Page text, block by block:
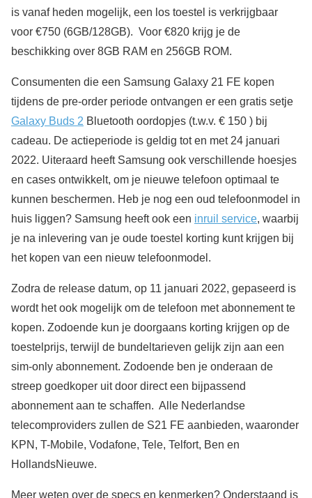
is vanaf heden mogelijk, een los toestel is verkrijgbaar
voor €750 (6GB/128GB). Voor €820 krijg je de
beschikking over 8GB RAM en 256GB ROM.
Consumenten die een Samsung Galaxy 21 FE kopen
tijdens de pre-order periode ontvangen er een gratis setje
Galaxy Buds 2 Bluetooth oordopjes (t.w.v. € 150 ) bij
cadeau. De actieperiode is geldig tot en met 24 januari
2022. Uiteraard heeft Samsung ook verschillende hoesjes
en cases ontwikkelt, om je nieuwe telefoon optimaal te
kunnen beschermen. Heb je nog een oud telefoonmodel in
huis liggen? Samsung heeft ook een inruil service, waarbij
je na inlevering van je oude toestel korting kunt krijgen bij
het kopen van een nieuw telefoonmodel.
Zodra de release datum, op 11 januari 2022, gepaseerd is
wordt het ook mogelijk om de telefoon met abonnement te
kopen. Zodoende kun je doorgaans korting krijgen op de
toestelprijs, terwijl de bundeltarieven gelijk zijn aan een
sim-only abonnement. Zodoende ben je onderaan de
streep goedkoper uit door direct een bijpassend
abonnement aan te schaffen. Alle Nederlandse
telecomproviders zullen de S21 FE aanbieden, waaronder
KPN, T-Mobile, Vodafone, Tele, Telfort, Ben en
HollandsNieuwe.
Meer weten over de specs en kenmerken? Onderstaand is